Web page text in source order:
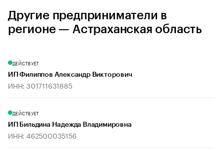
Другие предприниматели в
регионе — Астраханская область
ДЕЙСТВУЕТ
ИП Филиппов Александр Викторович
ИНН: 301711631885
ДЕЙСТВУЕТ
ИП Бильдина Надежда Владимировна
ИНН: 462500035156